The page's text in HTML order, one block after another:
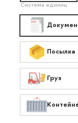
Система единиц
Посылка
Груз